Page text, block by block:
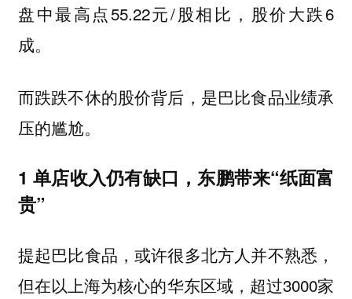
盘中最高点55.22元/股相比，股价大跌6
成。
而跌跌不休的股价背后，是巴比食品业绩承
压的尴尬。
1 单店收入仍有缺口，东鹏带来“纸面富
贵”
提起巴比食品，或许很多北方人并不熟悉，
但在以上海为核心的华东区域，超过3000家